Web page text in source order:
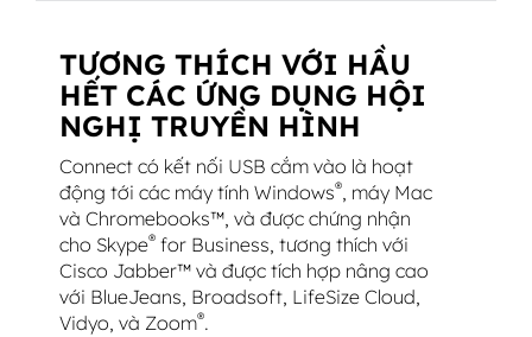
TƯƠNG THÍCH VỚI HẦU
HẾT CÁC ỨNG DỤNG HỘI
NGHỊ TRUYỀN HÌNH
Connect có kết nối USB cắm vào là hoạt
động tới các máy tính Windows®, máy Mac
và Chromebooks™, và được chứng nhận
cho Skype® for Business, tương thích với
Cisco Jabber™ và được tích hợp nâng cao
với BlueJeans, Broadsoft, LifeSize Cloud,
Vidyo, và Zoom®.